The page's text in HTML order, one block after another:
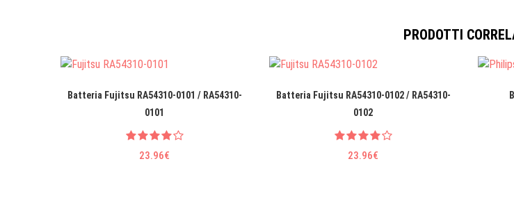
PRODOTTI
Batteria Fujitsu RA54310-0101 / RA54310-
0101
23.96€
Batteria Fujitsu RA54310-0102 / RA54310-
0102
23.96€